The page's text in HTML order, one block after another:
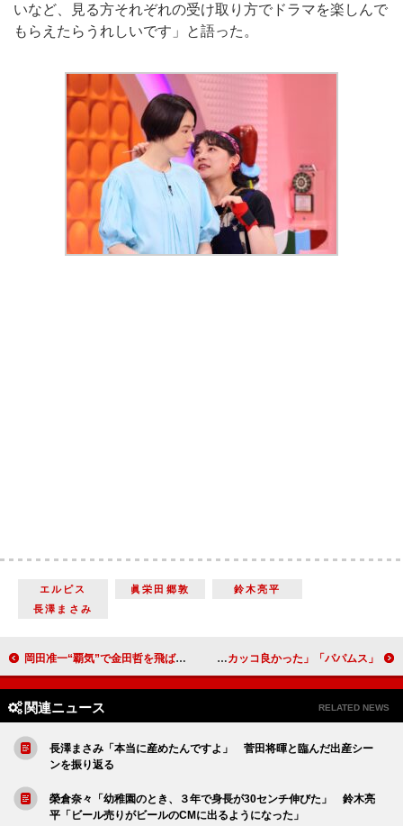
いなど、見る方それぞれの受け取り方でドラマを楽しんで
もらえたらうれしいです」と語った。
エルピス 眞栄田郷敦
鈴木亮平
長澤まさみ
岡田准一“覇気”で金田哲を飛ばす 「触っていないのに後ろに飛んでいった」 「パパムス」最終話“小梅”飯沼愛の恋の結末が「激甘でかわいかった」 “健太先輩”長尾謙杜の「キス顔がきれい過ぎた」「告白がカッコ良かった」
関連ニュース RELATED NEWS
長澤まさみ「本当に産めたんですよ」 菅田将暉と臨んだ出産シー
ンを振り返る
榮倉奈々「幼稚園のとき、３年で身長が30センチ伸びた」 鈴木亮
平「ビール売りがビールのCMに出るようになった」